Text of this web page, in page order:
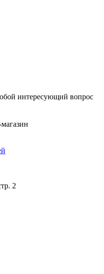
интересующий вопрос
2